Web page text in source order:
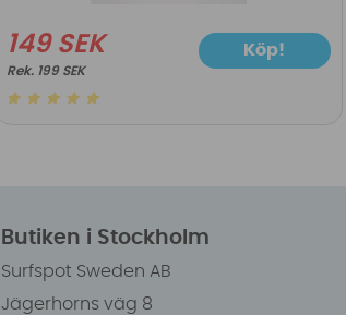
149 SEK
199 SEK
Köp!
Butiken i Stockholm
Surfspot Sweden AB
Jägerhorns väg 8